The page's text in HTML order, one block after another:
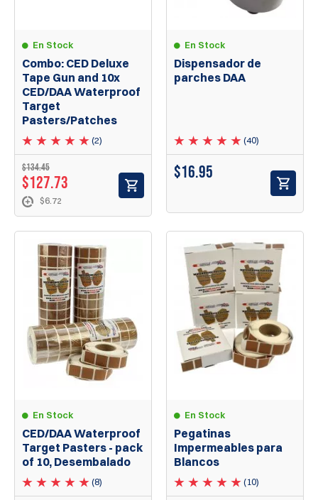
En Stock
Combo: CED Deluxe
Tape Gun and 10x
CED/DAA Waterproof
Target
Pasters/Patches
(2)
$134.45
$127.73
$6.72
En Stock
Dispensador de
parches DAA
(40)
$16.95
En Stock
CED/DAA Waterproof
Target Pasters - pack
of 10, Desembalado
(8)
En Stock
Pegatinas
Impermeables para
Blancos
(10)